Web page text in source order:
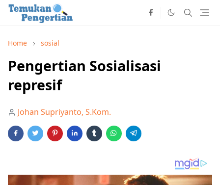
Home sosial
Pengertian Sosialisasi
represif
Johan Supriyanto, S.Kom.